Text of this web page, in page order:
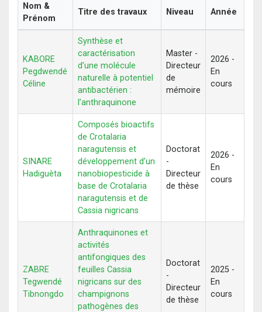
Nom &
Prénom
Titre des travaux Niveau Année
KABORE
Pegdwendé
Céline
Synthèse et
caractérisation
d’une molécule
naturelle à potentiel
antibactérien :
l’anthraquinone
Master -
Directeur
de
mémoire
2026 -
En
cours
SINARE
Hadiguèta
Composés bioactifs
de Crotalaria
naragutensis et
développement d’un
nanobiopesticide à
base de Crotalaria
naragutensis et de
Cassia nigricans
Doctorat
-
Directeur
de thèse
2026 -
En
cours
ZABRE
Tegwendé
Tibnongdo
Anthraquinones et
activités
antifongiques des
feuilles Cassia
nigricans sur des
champignons
pathogènes des
Doctorat
-
Directeur
de thèse
2025 -
En
cours